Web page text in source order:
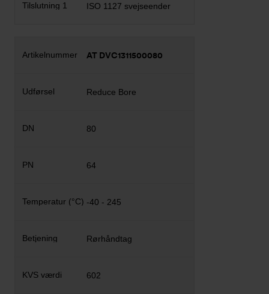
ISO 1127 svejseender
AT DVC1311500080
Reduce Bore
80
64
-40 - 245
Rørhåndtag
602